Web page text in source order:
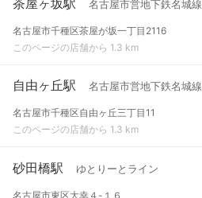
名古屋市営地下鉄名城線
名古屋市千種区茶屋が坂一丁目2116
このページの店舗から 1.3 km
自由ヶ丘駅 名古屋市営地下鉄名城線
名古屋市千種区自由ヶ丘三丁目11
このページの店舗から 1.3 km
砂田橋駅 ゆとりーとライン
名古屋市東区大幸４-１６